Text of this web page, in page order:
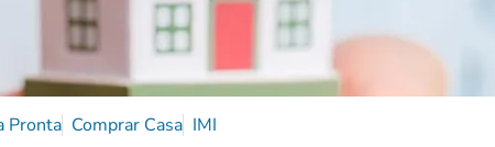
Pronta Comprar Casa IMI